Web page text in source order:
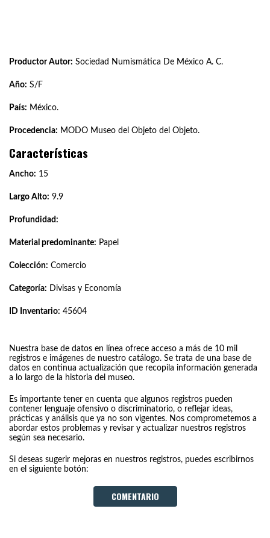
Productor Autor: Sociedad Numismática De México A. C.
Año: S/F
País: México.
Procedencia: MODO Museo del Objeto del Objeto.
Características
Ancho: 15
Largo Alto: 9.9
Profundidad:
Material predominante: Papel
Colección: Comercio
Categoría: Divisas y Economía
ID Inventario: 45604
Nuestra base de datos en línea ofrece acceso a más de 10 mil
registros e imágenes de nuestro catálogo. Se trata de una base de
datos en continua actualización que recopila información generada
a lo largo de la historia del museo.
Es importante tener en cuenta que algunos registros pueden
contener lenguaje ofensivo o discriminatorio, o reflejar ideas,
prácticas y análisis que ya no son vigentes. Nos comprometemos a
abordar estos problemas y revisar y actualizar nuestros registros
según sea necesario.
Si deseas sugerir mejoras en nuestros registros, puedes escribirnos
en el siguiente botón:
COMENTARIO